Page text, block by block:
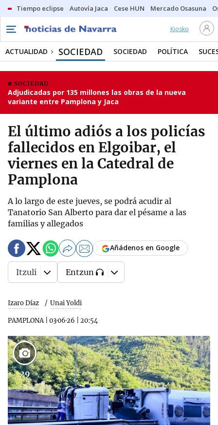
Tiempo eclipse Autovía Jaca Cese HUN Mercado Osasuna
Kiosko
ACTUALIDAD SOCIEDAD SOCIEDAD POLÍTICA
SOCIEDAD
Adjudicadas por 135 millones las obras de la nueva
variante entre Pamplona y Jaca
El último adiós a los policías
fallecidos en Elgoibar, el
viernes en la Catedral de
Pamplona
A lo largo de este jueves, se podrá acudir al
Tanatorio San Alberto para dar el pésame a las
familias y allegados
Izaro Díaz Unai Yoldi
PAMPLONA| 03·06·26 20:54
Añádenos en Google
Itzuli Entzun
29